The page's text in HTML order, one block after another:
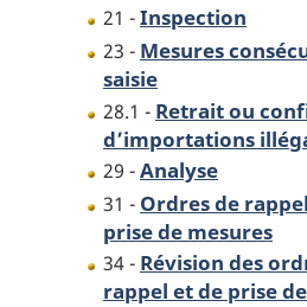
21 -Inspection
23 - Mesures
saisie
28.1 - Retrait ou
d’importations
29 -Analyse
31 - Ordres de
prise de mesures
34 - Révision des
rappel et de prise